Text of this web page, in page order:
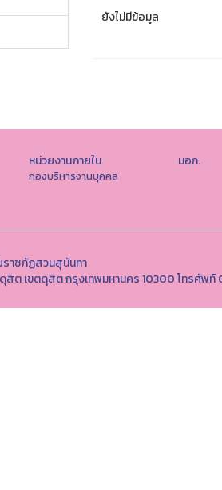
ยังไม่มีข้อมูล
หน่วยงานภายใน
กองบริหารงานบุคคล
มอก.
ราชภัฏสวนสุนันทา
สิต เขตดุสิต กรุงเทพมหานคร 10300 โทรศัพ